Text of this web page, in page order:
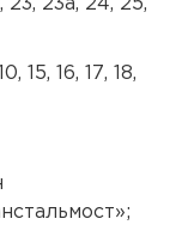
23а, 24, 25,
15, 16, 17, 18,